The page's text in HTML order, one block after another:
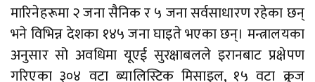
मारिनेहरूमा २ जना सैनिक र ५ जना सर्वसाधारण रहेका छन्
भने विभिन्न देशका १४५ जना घाइते भएका छन्। मन्त्रालयका
अनुसार सो अवधिमा यूएई सुरक्षाबलले इरानबाट प्रक्षेपण
गरिएका ३०४ वटा ब्यालिस्टिक मिसाइल, १५ वटा क्रुज